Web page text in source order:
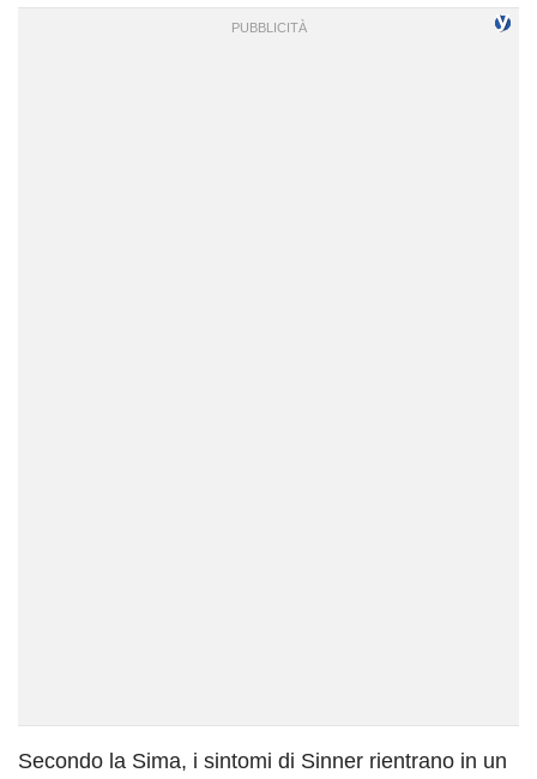
Secondo la Sima, i sintomi di Sinner rientrano in un